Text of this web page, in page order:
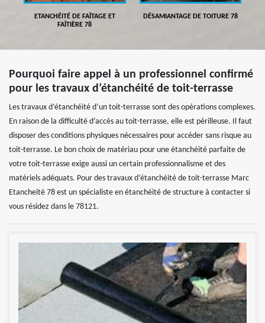
ETANCHÉITÉ DE FAÎTAGE ET
FAÎTIÈRE 78
DÉSAMIANTAGE DE TOITURE 78
Pourquoi faire appel à un professionnel confirmé
pour les travaux d’étanchéité de toit-terrasse
Les travaux d’étanchéité d’un toit-terrasse sont des opérations complexes.
En raison de la difficulté d’accès au toit-terrasse, elle est périlleuse. Il faut
disposer des conditions physiques nécessaires pour accéder sans risque au
toit-terrasse. Le bon choix de matériau pour une étanchéité parfaite de
votre toit-terrasse exige aussi un certain professionnalisme et des
matériels adéquats. Pour des travaux d’étanchéité de toit-terrasse Marc
Etancheité 78 est un spécialiste en étanchéité de structure à contacter si
vous résidez dans le 78121.